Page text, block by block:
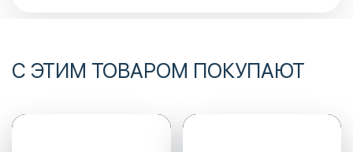
С ЭТИМ ТОВАРОМ ПОКУПАЮТ